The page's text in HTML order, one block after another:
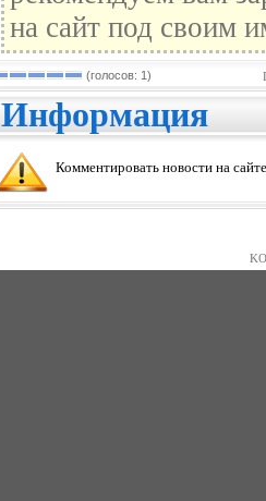
на сайт под своим
(голосов: 1)
Информация
Комментировать новости на